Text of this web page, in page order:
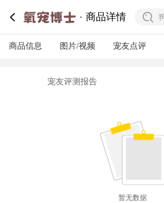
商品详情
商品信息 图片/视频 宠友点评
宠友评测报告
暂无数据